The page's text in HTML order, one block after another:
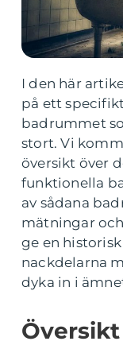
I den här
på ett
badrummet
stort. Vi
översikt över
funktionella
av sådana
mätningar
ge en
nackdelarna
dyka in i